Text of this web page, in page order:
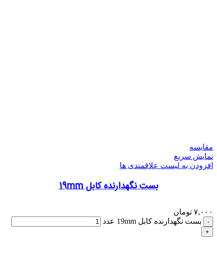
مقایسه
نمایش سریع
افزودن به لیست علاقمندی ها
بست نگهدارنده کابل 19mm
۷,۰۰۰ تومان
بست نگهدارنده کابل 19mm عدد